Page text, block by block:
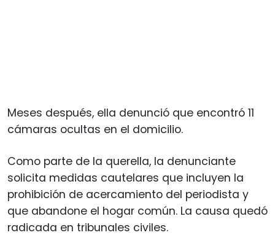
Meses después, ella denunció que encontró 11
cámaras ocultas en el domicilio.
Como parte de la querella, la denunciante
solicita medidas cautelares que incluyen la
prohibición de acercamiento del periodista y
que abandone el hogar común. La causa quedó
radicada en tribunales civiles.